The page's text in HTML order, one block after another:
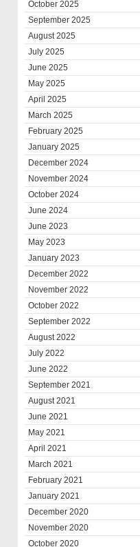
October 2025
September 2025
August 2025
July 2025
June 2025
May 2025
April 2025
March 2025
February 2025
January 2025
December 2024
November 2024
October 2024
June 2024
June 2023
May 2023
January 2023
December 2022
November 2022
October 2022
September 2022
August 2022
July 2022
June 2022
September 2021
August 2021
June 2021
May 2021
April 2021
March 2021
February 2021
January 2021
December 2020
November 2020
October 2020